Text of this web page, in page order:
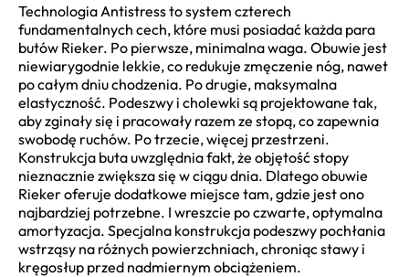
Technologia Antistress to system czterech
fundamentalnych cech, które musi posiadać każda para
butów Rieker. Po pierwsze, minimalna waga. Obuwie jest
niewiarygodnie lekkie, co redukuje zmęczenie nóg, nawet
po całym dniu chodzenia. Po drugie, maksymalna
elastyczność. Podeszwy i cholewki są projektowane tak,
aby zginały się i pracowały razem ze stopą, co zapewnia
swobodę ruchów. Po trzecie, więcej przestrzeni.
Konstrukcja buta uwzględnia fakt, że objętość stopy
nieznacznie zwiększa się w ciągu dnia. Dlatego obuwie
Rieker oferuje dodatkowe miejsce tam, gdzie jest ono
najbardziej potrzebne. I wreszcie po czwarte, optymalna
amortyzacja. Specjalna konstrukcja podeszwy pochłania
wstrząsy na różnych powierzchniach, chroniąc stawy i
kręgosłup przed nadmiernym obciążeniem.